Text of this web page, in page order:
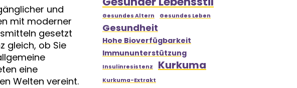
und
mit moderner
gesetzt
gleich, ob Sie
eine
Welten vereint.
Gesundes Altern Gesundes Leben
Gesundheit
Hohe Bioverfügbarkeit
Immununterstützung
Insulinresistenz Kurkuma
Kurkuma-Extrakt